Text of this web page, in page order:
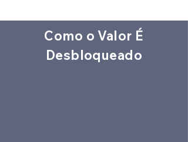
Como o Valor É
Desbloqueado